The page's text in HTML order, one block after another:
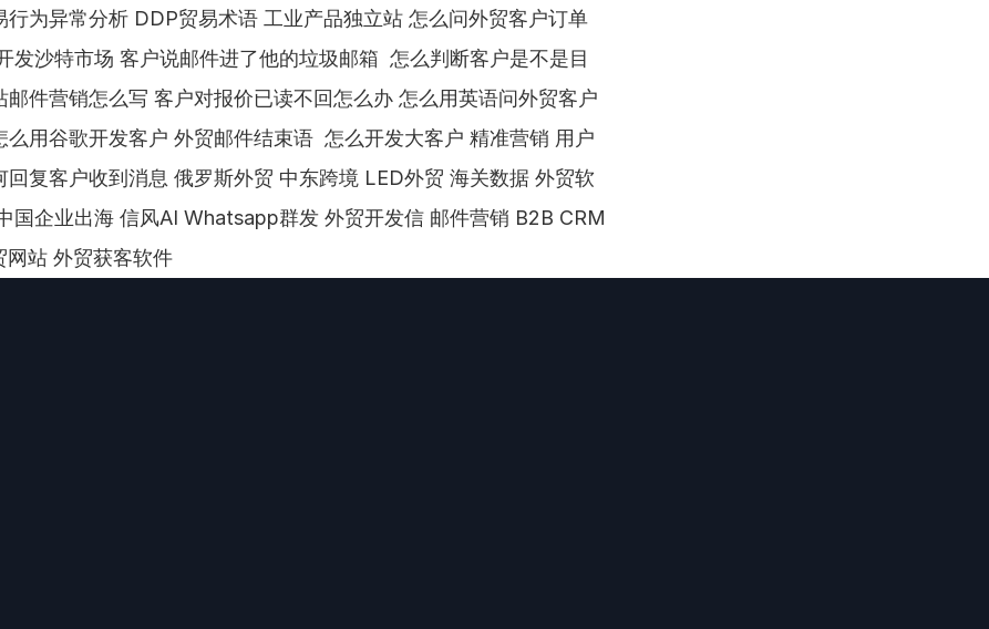
行为异常分析 DDP贸易术语 工业产品独立站 怎么问外贸客户订单
发沙特市场 客户说邮件进了他的垃圾邮箱  怎么判断客户是不是目
邮件营销怎么写 客户对报价已读不回怎么办 怎么用英语问外贸客户
么用谷歌开发客户 外贸邮件结束语  怎么开发大客户 精准营销 用户
回复客户收到消息 俄罗斯外贸 中东跨境 LED外贸 海关数据 外贸软
国企业出海 信风AI Whatsapp群发 外贸开发信 邮件营销 B2B CRM
网站 外贸获客软件